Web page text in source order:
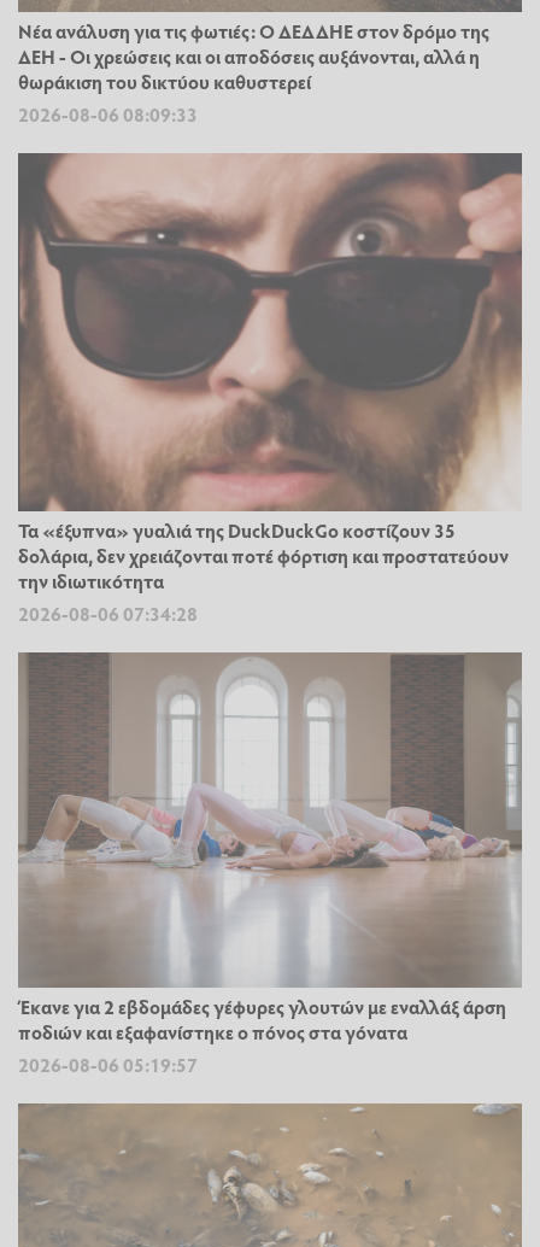
Νέα ανάλυση για τις φωτιές: Ο ΔΕΔΔΗΕ στον δρόμο της
ΔΕΗ - Οι χρεώσεις και οι αποδόσεις αυξάνονται, αλλά η
θωράκιση του δικτύου καθυστερεί
2026-08-06 08:09:33
Τα «έξυπνα» γυαλιά της DuckDuckGo κοστίζουν 35
δολάρια, δεν χρειάζονται ποτέ φόρτιση και προστατεύουν
την ιδιωτικότητα
2026-08-06 07:34:28
Έκανε για 2 εβδομάδες γέφυρες γλουτών με εναλλάξ άρση
ποδιών και εξαφανίστηκε ο πόνος στα γόνατα
2026-08-06 05:19:57